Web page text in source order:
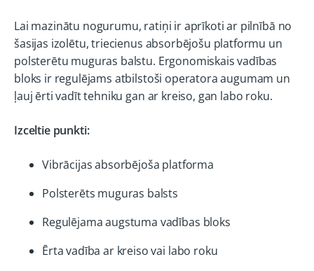
Lai mazinātu nogurumu, ratiņi ir aprīkoti ar pilnībā no
šasijas izolētu, triecienus absorbējošu platformu un
polsterētu muguras balstu. Ergonomiskais vadības
bloks ir regulējams atbilstoši operatora augumam un
ļauj ērti vadīt tehniku gan ar kreiso, gan labo roku.
Izceltie punkti:
Vibrācijas absorbējoša platforma
Polsterēts muguras balsts
Regulējama augstuma vadības bloks
Ērta vadība ar kreiso vai labo roku